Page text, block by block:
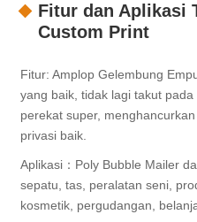
Fitur dan Aplikasi
Custom Print
Fitur: Amplop Gelembung
yang baik, tidak lagi takut
perekat super,
privasi baik.
Aplikasi：Poly Bubble Mailer
sepatu, tas, peralatan seni,
kosmetik, pergudangan,